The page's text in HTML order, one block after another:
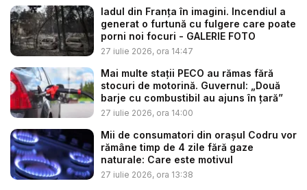
Iadul din Franța în imagini. Incendiul a
generat o furtună cu fulgere care poate
porni noi focuri - GALERIE FOTO
27 iulie 2026, ora 14:47
Mai multe stații PECO au rămas fără
stocuri de motorină. Guvernul: „Două
barje cu combustibil au ajuns în țară”
27 iulie 2026, ora 14:00
Mii de consumatori din orașul Codru vor
rămâne timp de 4 zile fără gaze
naturale: Care este motivul
27 iulie 2026, ora 13:38